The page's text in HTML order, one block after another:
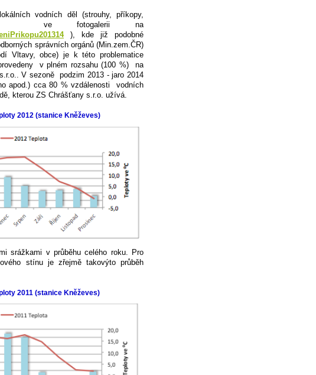
vodních děl (strouhy, příkopy,
ve fotogalerii na
), kde již podobné
správních orgánů (Min.zem.ČR)
Vltavy, obce) je k této problematice
v plném rozsahu (100 %) na
V sezoně podzim 2013 - jaro 2014
apod.) cca 80 % vzdálenosti vodních
kterou ZS Chrášťany s.r.o. užívá.
2012 (stanice Kněževes)
srážkami v průběhu celého roku. Pro
stínu je zřejmě takovýto průběh
2011 (stanice Kněževes)